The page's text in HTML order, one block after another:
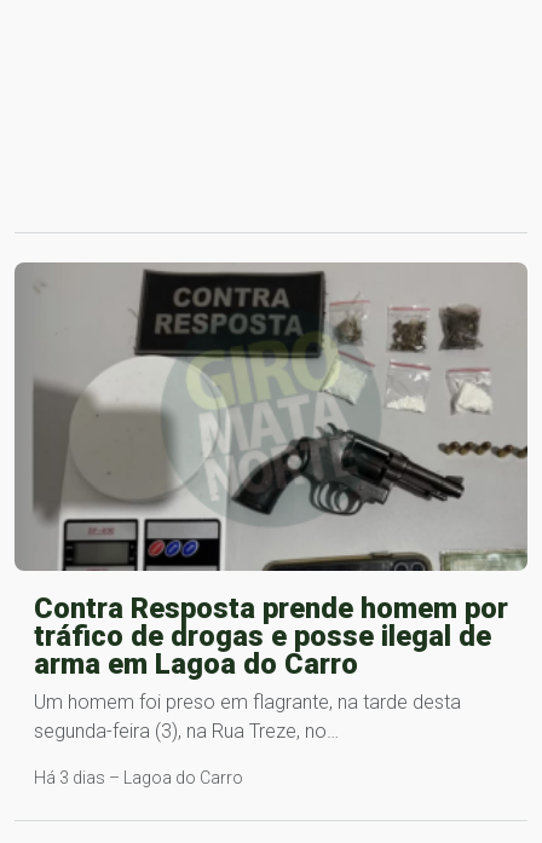
Contra Resposta prende homem por
tráfico de drogas e posse ilegal de
arma em Lagoa do Carro
Um homem foi preso em flagrante, na tarde desta
segunda-feira (3), na Rua Treze, no…
Há 3 dias – Lagoa do Carro